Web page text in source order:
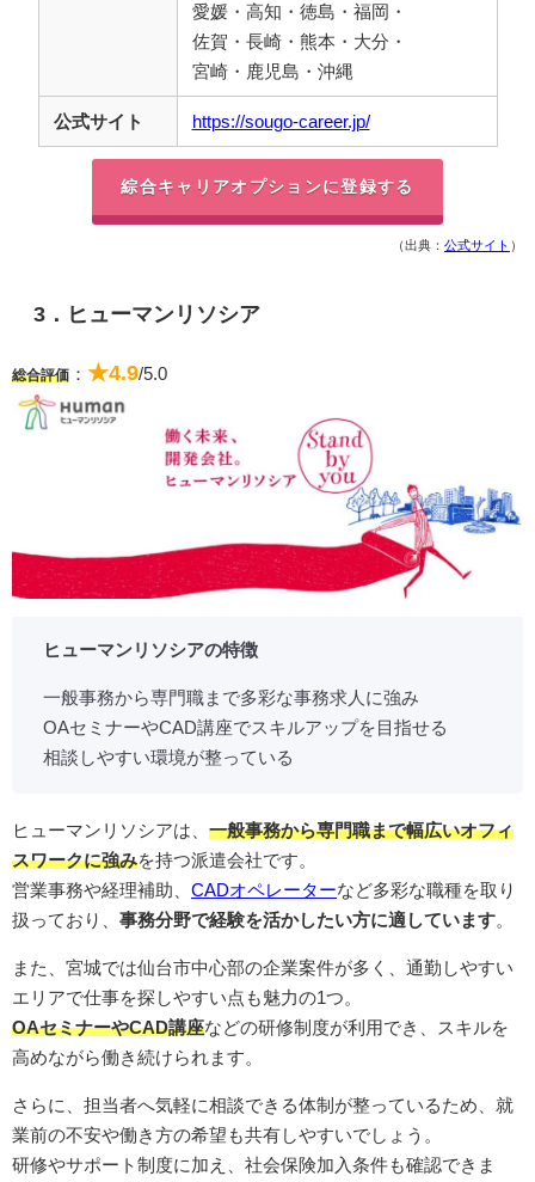
愛媛・高知・徳島・福岡・
佐賀・長崎・熊本・大分・
宮崎・鹿児島・沖縄
公式サイト https://sougo-career.jp/
綜合キャリアオプションに登録する
（出典： 公式サイト ）
3．ヒューマンリソシア
総合評価 ： ★4.9/5.0
ヒューマンリソシアの特徴
一般事務から専門職まで多彩な事務求人に強み
OAセミナーやCAD講座でスキルアップを目指せる
相談しやすい環境が整っている
ヒューマンリソシアは、 一般事務から専門職まで幅広いオフィ
スワークに強みを持つ派遣会社です。
営業事務や経理補助、 CADオペレーターなど多彩な職種を取り
扱っており、 事務分野で経験を活かしたい方に適しています
また、宮城では仙台市中心部の企業案件が多く、通勤しやすい
エリアで仕事を探しやすい点も魅力の1つ。
OAセミナーやCAD講座などの研修制度が利用でき、スキルを
高めながら働き続けられます。
さらに、担当者へ気軽に相談できる体制が整っているため、就
業前の不安や働き方の希望も共有しやすいでしょう。
研修やサポート制度に加え、社会保険加入条件も確認できま